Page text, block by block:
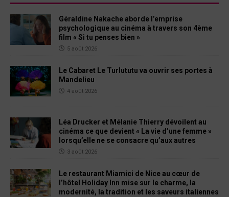
Géraldine Nakache aborde l’emprise
psychologique au cinéma à travers son 4ème
film « Si tu penses bien »
5 août 2026
Le Cabaret Le Turlututu va ouvrir ses portes à
Mandelieu
4 août 2026
Léa Drucker et Mélanie Thierry dévoilent au
cinéma ce que devient « La vie d’une femme »
lorsqu’elle ne se consacre qu’aux autres
3 août 2026
Le restaurant Miamici de Nice au cœur de
l’hôtel Holiday Inn mise sur le charme, la
modernité, la tradition et les saveurs italiennes